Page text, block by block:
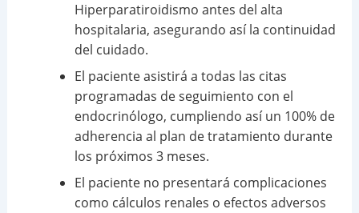
Hiperparatiroidismo antes del alta
hospitalaria, asegurando así la continuidad
del cuidado.
El paciente asistirá a todas las citas
programadas de seguimiento con el
endocrinólogo, cumpliendo así un 100% de
adherencia al plan de tratamiento durante
los próximos 3 meses.
El paciente no presentará complicaciones
como cálculos renales o efectos adversos